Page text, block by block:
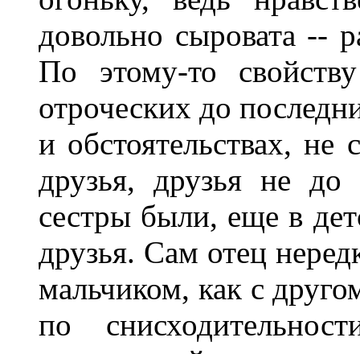
довольно сыровата --
По этому-то
отроческих до
и обстоятельствах,
друзья, друзья не
сестры были, еще в
друзья. Сам отец
мальчиком, как с
по